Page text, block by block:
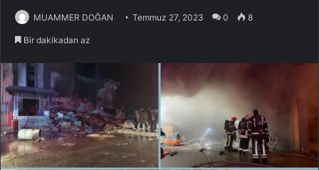
MUAMMER DOĞAN Temmuz 27, 2023 0 8
Bir dakikadan az